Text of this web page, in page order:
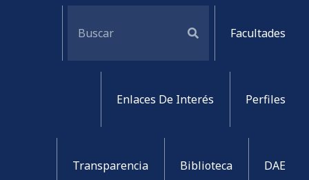
Facultades
Enlaces De Interés Perfiles
Transparencia Biblioteca DAE